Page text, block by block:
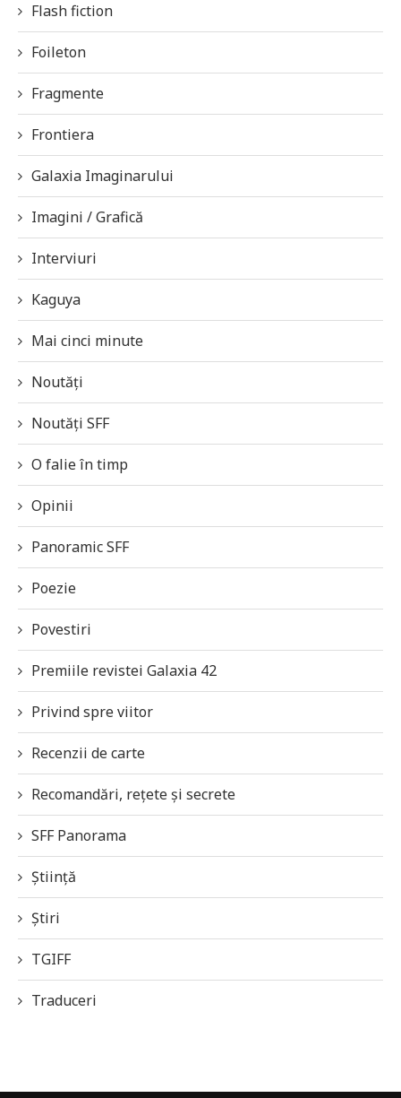
Flash fiction
Foileton
Fragmente
Frontiera
Galaxia Imaginarului
Imagini / Grafică
Interviuri
Kaguya
Mai cinci minute
Noutăți
Noutăți SFF
O falie în timp
Opinii
Panoramic SFF
Poezie
Povestiri
Premiile revistei Galaxia 42
Privind spre viitor
Recenzii de carte
Recomandări, rețete și secrete
SFF Panorama
Știință
Știri
TGIFF
Traduceri